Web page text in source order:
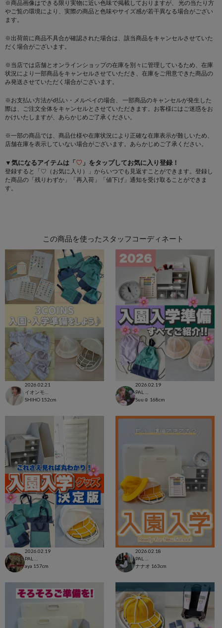
※商品画像はできる限り実物に近い色味で掲載しておりますが、 光の当たり方
やご覧の環境により、実際の商品と色味やサイズ感が若干異なる場合がござい
ます。
※出荷前に商品不具合が確認された場合は、該当商品をキャンセルさせていた
だく場合がございます。
※当店では店舗とオンラインショップの在庫を別々に管理しているため、在庫
状況により一部商品をキャンセルさせていただき、在庫をご用意できた商品の
み発送させていただく場合がございます。
※お支払い方法がd払い・メルペイの場合、 一部商品のキャンセルが発生した
際は、ご注文全体をキャンセルとさせていただきます。お客様にはご迷惑をお
かけいたしますが、あらかじめご了承ください。
※一部の商品では、商品仕様や在庫状況により正確な在庫表示が難しいため、
店舗在庫を表示していない場合がございます。あらかじめご了承ください。
▼気になるアイテムは「♡ 」をタップしてお気に入り登録！
登録すると「♡（お気に入り）」からいつでも見返すことができます。登録し
た商品の「残りわずか」「再入荷」「値下げ」通知を受け取ることができま
す。
この商品を使ったスタッフコーディネート
2026.02.21
SHIHO 152cm
2026.02.19
Suu☺︎ 168cm
2026.02.19
aya 157cm
2026.02.18
ナナオ 163cm